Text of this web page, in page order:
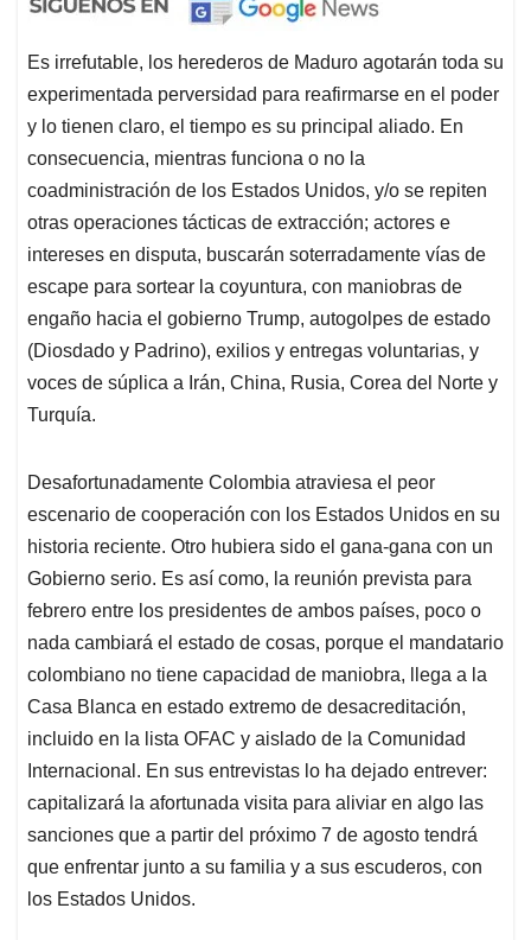
Es irrefutable, los herederos de Maduro agotarán toda su
experimentada perversidad para reafirmarse en el poder
y lo tienen claro, el tiempo es su principal aliado. En
consecuencia, mientras funciona o no la
coadministración de los Estados Unidos, y/o se repiten
otras operaciones tácticas de extracción; actores e
intereses en disputa, buscarán soterradamente vías de
escape para sortear la coyuntura, con maniobras de
engaño hacia el gobierno Trump, autogolpes de estado
(Diosdado y Padrino), exilios y entregas voluntarias, y
voces de súplica a Irán, China, Rusia, Corea del Norte y
Turquía.
Desafortunadamente Colombia atraviesa el peor
escenario de cooperación con los Estados Unidos en su
historia reciente. Otro hubiera sido el gana-gana con un
Gobierno serio. Es así como, la reunión prevista para
febrero entre los presidentes de ambos países, poco o
nada cambiará el estado de cosas, porque el mandatario
colombiano no tiene capacidad de maniobra, llega a la
Casa Blanca en estado extremo de desacreditación,
incluido en la lista OFAC y aislado de la Comunidad
Internacional. En sus entrevistas lo ha dejado entrever:
capitalizará la afortunada visita para aliviar en algo las
sanciones que a partir del próximo 7 de agosto tendrá
que enfrentar junto a su familia y a sus escuderos, con
los Estados Unidos.